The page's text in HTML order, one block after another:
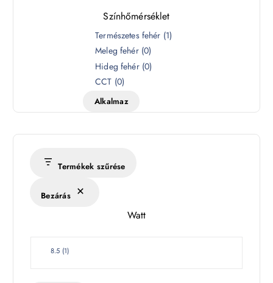
Színhőmérséklet
é
s
k
Természetes fehér (1)
Meleg fehér (0)
Hideg fehér (0)
CCT (0)
Alkalmaz
Termékek szűrése
Bezárás
Watt
W8.5 (1)